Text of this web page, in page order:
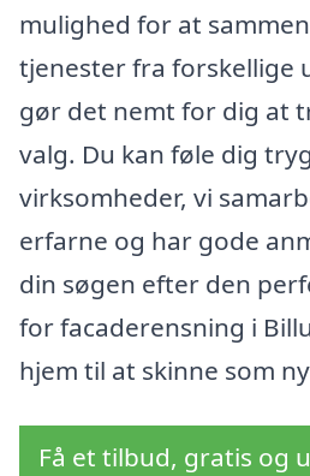
mulighed for at
tjenester fra forskellige
gør det nemt for dig at
valg. Du kan føle dig
virksomheder, vi
erfarne og har gode
din søgen efter den
for facaderensning i
hjem til at skinne som
Få et tilbud, gratis og